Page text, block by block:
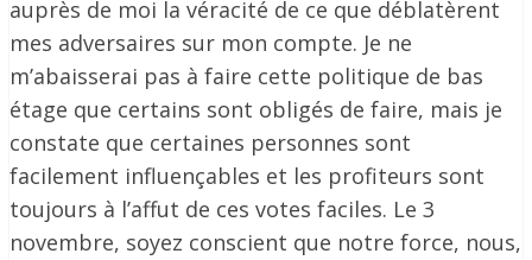
auprès de moi la véracité de ce que déblatèrent
mes adversaires sur mon compte. Je ne
m’abaisserai pas à faire cette politique de bas
étage que certains sont obligés de faire, mais je
constate que certaines personnes sont
facilement influençables et les profiteurs sont
toujours à l’affut de ces votes faciles. Le 3
novembre, soyez conscient que notre force, nous,